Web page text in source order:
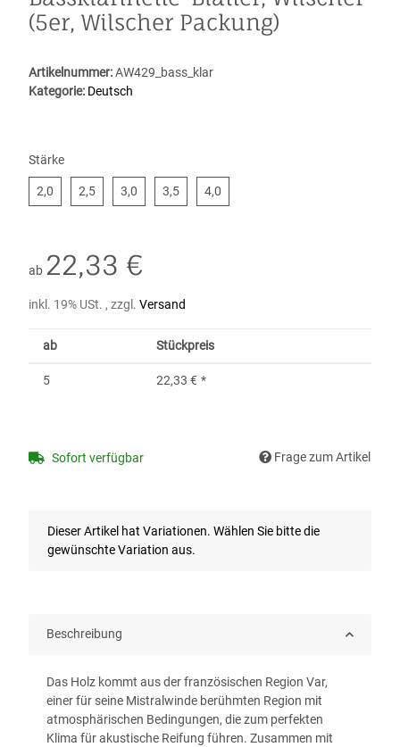
(5er, Wilscher Packung)
Artikelnummer:AW429_bass_klar
Kategorie: Deutsch
Stärke
2,0 2,52,5 3,0 3,53,5 4,0
ab 22,33 €
inkl. 19% USt. , zzgl. Versand
ab Stückpreis
5 22,33 € *
Sofort verfügbar Frage zum Artikel
x
Dieser Artikel hat Variationen. Wählen Sie bitte die
gewünschte Variation aus.
Beschreibung
Das Holz kommt aus der französischen Region Var,
einer für seine Mistralwinde berühmten Region mit
atmosphärischen Bedingungen, die zum perfekten
Klima für akustische Reifung führen. Zusammen mit